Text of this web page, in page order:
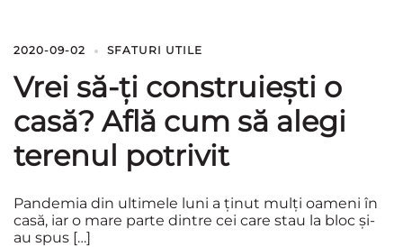
2020-09-02 SFATURI UTILE
Vrei să-ți construiești o
casă? Află cum să alegi
terenul potrivit
Pandemia din ultimele luni a ținut mulți oameni în
casă, iar o mare parte dintre cei care stau la bloc și-
au spus […]